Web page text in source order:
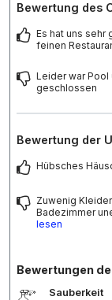
Bewertung des
Es hat uns sehr
feinen
Leider war Pool
geschlossen
Bewertung der
Hübsches
Zuwenig
Badezimmer
lesen
Bewertungen
Sauberkeit